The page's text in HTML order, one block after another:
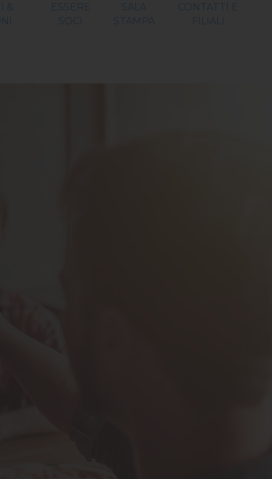
&
ESSERE
SOCI
SALA
STAMPA
CONTATTI E
FILIALI